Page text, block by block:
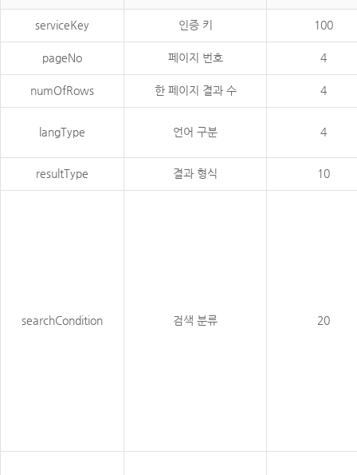
serviceKey 인증 키 100
pageNo 페이지 번호 4
numOfRows 한 페이지 결과 수 4
langType 언어 구분 4
resultType 결과 형식 10
searchCondition 검색 분류 20